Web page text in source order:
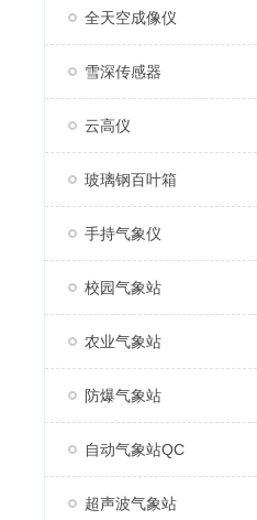
全天空成像仪
雪深传感器
云高仪
玻璃钢百叶箱
手持气象仪
校园气象站
农业气象站
防爆气象站
自动气象站QC
超声波气象站